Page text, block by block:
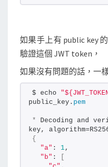
如果手上有 public key
驗證這個 JWT token，
如果沒有問題的話，一
$ echo
public_key. pem
*
Decoding and
key,
{
"a" : 1,
"b" :